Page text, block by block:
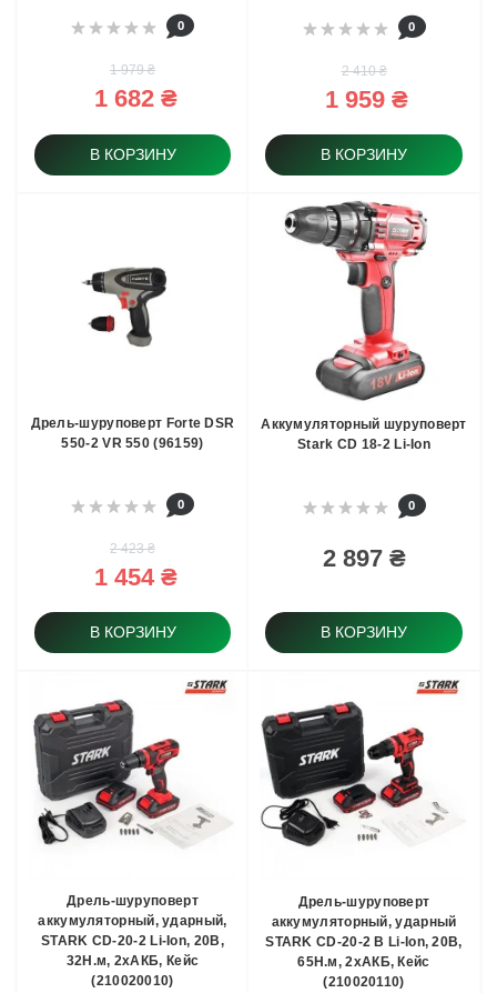
0
1 979 ₴
1 682 ₴
В КОРЗИНУ
0
2 410 ₴
1 959 ₴
В КОРЗИНУ
Дрель-шуруповерт Forte DSR
550-2 VR 550 (96159)
0
2 423 ₴
1 454 ₴
В КОРЗИНУ
Аккумуляторный шуруповерт
Stark СD 18-2 Li-Ion
0
2 897 ₴
В КОРЗИНУ
Дрель-шуруповерт
аккумуляторный, ударный,
STARK CD-20-2 Li-Ion, 20В,
32Н.м, 2хАКБ, Кейс
(210020010)
Дрель-шуруповерт
аккумуляторный, ударный
STARK CD-20-2 B Li-Ion, 20В,
65Н.м, 2хАКБ, Кейс
(210020110)